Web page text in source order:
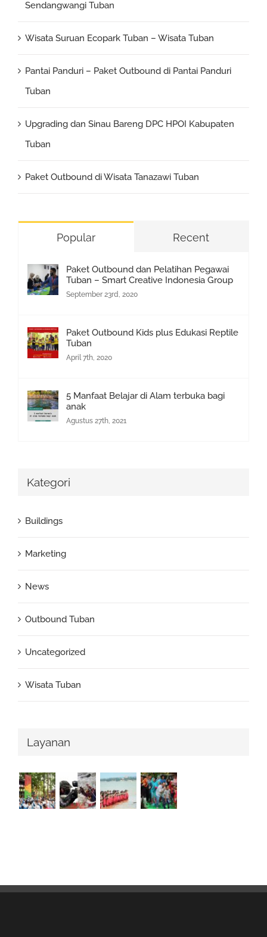
Sendangwangi Tuban
Wisata Suruan Ecopark Tuban – Wisata Tuban
Pantai Panduri – Paket Outbound di Pantai Panduri
Tuban
Upgrading dan Sinau Bareng DPC HPOI Kabupaten
Tuban
Paket Outbound di Wisata Tanazawi Tuban
Popular Recent
Paket Outbound dan Pelatihan Pegawai
Tuban – Smart Creative Indonesia Group
September 23rd, 2020
Paket Outbound Kids plus Edukasi Reptile
Tuban
April 7th, 2020
5 Manfaat Belajar di Alam terbuka bagi
anak
Agustus 27th, 2021
Kategori
Buildings
Marketing
News
Outbound Tuban
Uncategorized
Wisata Tuban
Layanan